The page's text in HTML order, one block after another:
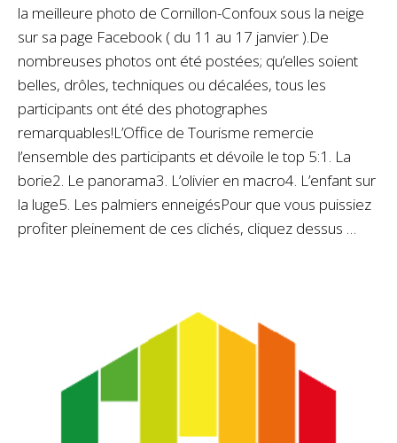
la meilleure photo de Cornillon-Confoux sous la neige
sur sa page Facebook ( du 11 au 17 janvier ).De
nombreuses photos ont été postées; qu’elles soient
belles, drôles, techniques ou décalées, tous les
participants ont été des photographes
remarquables!L’Office de Tourisme remercie
l’ensemble des participants et dévoile le top 5:1. La
borie2. Le panorama3. L’olivier en macro4. L’enfant sur
la luge5. Les palmiers enneigésPour que vous puissiez
profiter pleinement de ces clichés, cliquez dessus …